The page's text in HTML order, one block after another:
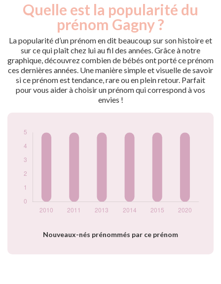
Quelle est la popularité du
prénom Gagny ?
La popularité d’un prénom en dit beaucoup sur son histoire et
sur ce qui plaît chez lui au fil des années. Grâce à notre
graphique, découvrez combien de bébés ont porté ce prénom
ces dernières années. Une manière simple et visuelle de savoir
si ce prénom est tendance, rare ou en plein retour. Parfait
pour vous aider à choisir un prénom qui correspond à vos
envies !
Nouveaux-nés prénommés par ce prénom
Année
Nouveaux-
nés
2011
5
2013
5
2014
5
2015
5
2020
5